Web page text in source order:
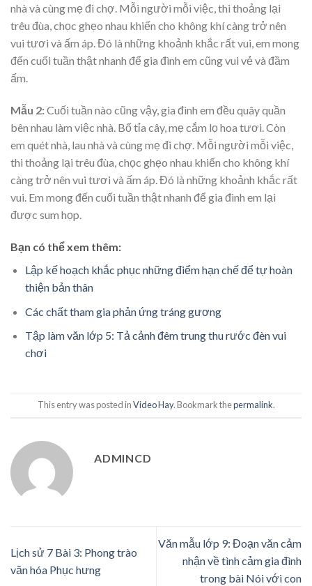
nhà và cùng mẹ đi chợ. Mỗi người mỗi việc, thi thoảng lại
trêu đùa, chọc ghẹo nhau khiến cho không khí càng trở nên
vui tươi và ấm áp. Đó là những khoảnh khắc rất vui, em mong
đến cuối tuần thật nhanh để gia đình em cũng vui vẻ và đầm
ấm.
Mẫu 2:Cuối tuần nào cũng vậy, gia đình em đều quây quần
bên nhau làm việc nhà. Bố tỉa cây, mẹ cắm lọ hoa tươi. Còn
em quét nhà, lau nhà và cùng mẹ đi chợ. Mỗi người mỗi việc,
thi thoảng lại trêu đùa, chọc ghẹo nhau khiến cho không khí
càng trở nên vui tươi và ấm áp. Đó là những khoảnh khắc rất
vui. Em mong đến cuối tuần thật nhanh để gia đình em lại
được sum họp.
Bạn có thể xem thêm:
Lập kế hoạch khắc phục những điểm hạn chế để tự hoàn
thiện bản thân
Các chất tham gia phản ứng tráng gương
Tập làm văn lớp 5: Tả cảnh đêm trung thu rước đèn vui
chơi
This entry was posted inVideo Hay. Bookmark thepermalink.
ADMINCD
Lịch sử 7 Bài 3: Phong trào
văn hóa Phục hưng
Văn mẫu lớp 9: Đoạn văn cảm
nhận về tình cảm gia đình
trong bài Nói với con